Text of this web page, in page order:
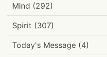
Mind (292)
Spirit (307)
Today's Message (4)